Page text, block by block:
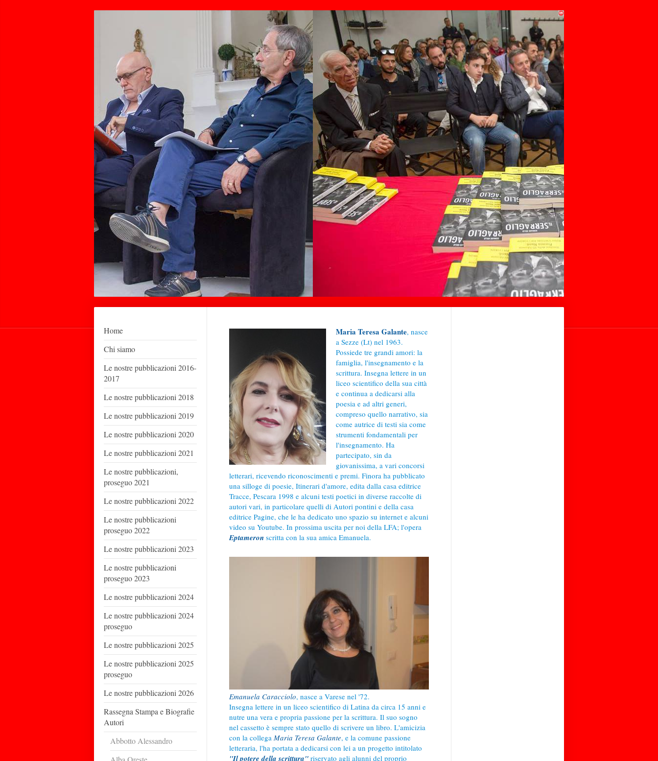
Home
Chi siamo
Le nostre pubblicazioni 2016-
2017
Le nostre pubblicazioni 2018
Le nostre pubblicazioni 2019
Le nostre pubblicazioni 2020
Le nostre pubblicazioni 2021
Le nostre pubblicazioni,
proseguo 2021
Le nostre pubblicazioni 2022
Le nostre pubblicazioni
proseguo 2022
Le nostre pubblicazioni 2023
Le nostre pubblicazioni
proseguo 2023
Le nostre pubblicazioni 2024
Le nostre pubblicazioni 2024
proseguo
Le nostre pubblicazioni 2025
Le nostre pubblicazioni 2025
proseguo
Le nostre pubblicazioni 2026
Rassegna Stampa e Biografie
Autori
Abbotto Alessandro
Maria Teresa Galante, nasce
a Sezze (Lt) nel 1963.
Possiede tre grandi amori: la
famiglia, l'insegnamento e la
scrittura. Insegna lettere in un
liceo scientifico della sua città
e continua a dedicarsi alla
poesia e ad altri generi,
compreso quello narrativo, sia
come autrice di testi sia come
strumenti fondamentali per
l'insegnamento. Ha
partecipato, sin da
giovanissima, a vari concorsi
letterari, ricevendo riconoscimenti e premi. Finora ha pubblicato
una silloge di poesie, Itinerari d'amore, edita dalla casa editrice
Tracce, Pescara 1998 e alcuni testi poetici in diverse raccolte di
autori vari, in particolare quelli di Autori pontini e della casa
editrice Pagine, che le ha dedicato uno spazio su internet e alcuni
video su Youtube. In prossima uscita per noi della LFA; l'opera
Eptameron scritta con la sua amica Emanuela.
Emanuela Caracciolo, nasce a Varese nel '72.
Insegna lettere in un liceo scientifico di Latina da circa 15 anni e
nutre una vera e propria passione per la scrittura. Il suo sogno
nel cassetto è sempre stato quello di scrivere un libro. L'amicizia
con la collega Maria Teresa Galante, e la comune passione
letteraria, l'ha portata a dedicarsi con lei a un progetto intitolato
"Il potere della scrittura" riservato agli alunni del proprio